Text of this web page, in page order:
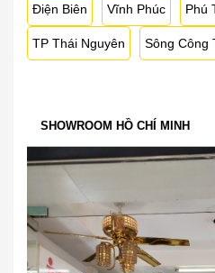
Điện Biên Vĩnh Phúc Phú
TP Thái Nguyên Sông Công
SHOWROOM HỒ CHÍ MINH